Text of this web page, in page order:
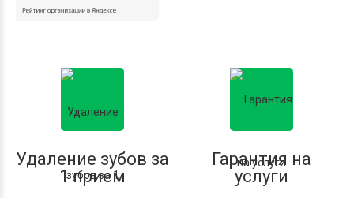
Удаление зубов за
1 прием
Гарантия на
услуги